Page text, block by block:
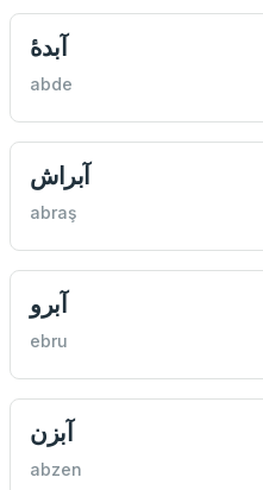
abde
آبراش
abraş
آبرو
ebru
آبزن
abzen